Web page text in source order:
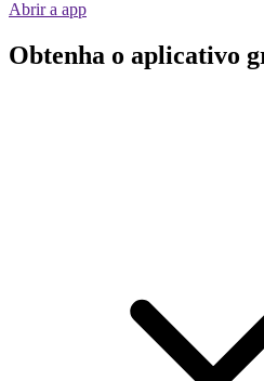
Abrir a app
Obtenha o aplicativo